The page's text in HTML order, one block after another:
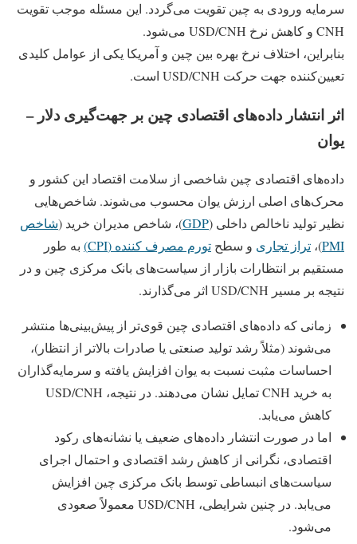
سرمایه ورودی به چین تقویت می‌گردد. این مسئله موجب تقویت
CNH و کاهش نرخ USD/CNH می‌شود.
بنابراین، اختلاف نرخ بهره بین چین و آمریکا یکی از عوامل کلیدی
تعیین‌کننده جهت حرکت USD/CNH است.
اثر انتشار داده‌های اقتصادی چین بر جهت‌گیری دلار –
یوان
داده‌های اقتصادی چین شاخصی از سلامت اقتصاد این کشور و
محرک‌های اصلی ارزش یوان محسوب می‌شوند. شاخص‌هایی
نظیر تولید ناخالص داخلی (GDP)، شاخص مدیران خرید (شاخص
PMI)، تراز تجاری و سطح تورم مصرف کننده (CPI)
به‌ طور
مستقیم بر انتظارات بازار از سیاست‌های بانک مرکزی چین و در
نتیجه بر مسیر USD/CNH اثر می‌گذارند.
زمانی که داده‌های اقتصادی چین قوی‌تر از پیش‌بینی‌ها منتشر
می‌شوند (مثلاً رشد تولید صنعتی یا صادرات بالاتر از انتظار)،
احساسات مثبت نسبت به یوان افزایش یافته و سرمایه‌گذاران
به خرید CNH تمایل نشان می‌دهند. در نتیجه، USD/CNH
کاهش می‌یابد.
اما در صورت انتشار داده‌های ضعیف یا نشانه‌های رکود
اقتصادی، نگرانی از کاهش رشد اقتصادی و احتمال اجرای
سیاست‌های انبساطی توسط بانک مرکزی چین افزایش
می‌یابد. در چنین شرایطی، USD/CNH معمولاً صعودی
می‌شود.